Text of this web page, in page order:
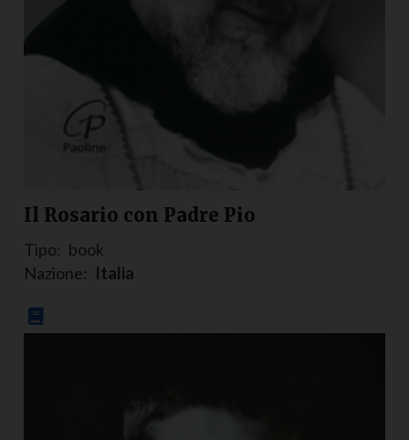
Il Rosario con Padre Pio
Tipo: book
Nazione: Italia